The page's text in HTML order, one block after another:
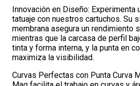
Innovación en Diseño: Experimenta
tatuaje con nuestros cartuchos. Su
membrana asegura un rendimiento
mientras que la carcasa de perfil
tinta y forma interna, y la punta en
maximiza la visibilidad.
Curvas Perfectas con Punta Curva